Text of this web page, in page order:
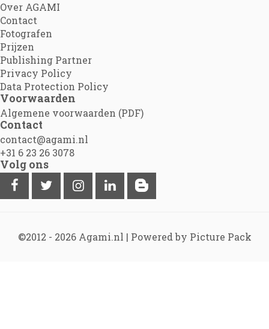
Over AGAMI
Contact
Fotografen
Prijzen
Publishing Partner
Privacy Policy
Data Protection Policy
Voorwaarden
Algemene voorwaarden (PDF)
Contact
contact@agami.nl
+31 6 23 26 3078
Volg ons
©2012 - 2026 Agami.nl | Powered by Picture Pack